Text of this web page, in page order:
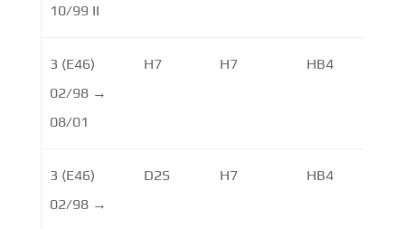
10/99 II
3 (E46)
02/98 →
08/01
H7 H7 HB4
3 (E46)
02/98 →
D2S H7 HB4